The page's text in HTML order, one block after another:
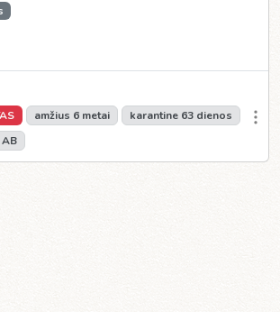
amžius 6 metai
karantine 63 dienos